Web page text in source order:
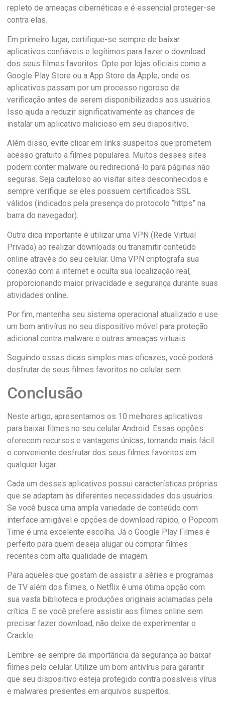
repleto de ameaças cibernéticas e é essencial proteger-se
contra elas.
Em primeiro lugar, certifique-se sempre de baixar
aplicativos confiáveis ​​e legítimos para fazer o download
dos seus filmes favoritos. Opte por lojas oficiais como a
Google Play Store ou a App Store da Apple, onde os
aplicativos passam por um processo rigoroso de
verificação antes de serem disponibilizados aos usuários.
Isso ajuda a reduzir significativamente as chances de
instalar um aplicativo malicioso em seu dispositivo.
Além disso, evite clicar em links suspeitos que prometem
acesso gratuito a filmes populares. Muitos desses sites
podem conter malware ou redirecioná-lo para páginas não
seguras. Seja cauteloso ao visitar sites desconhecidos e
sempre verifique se eles possuem certificados SSL
válidos (indicados pela presença do protocolo “https” na
barra do navegador).
Outra dica importante é utilizar uma VPN (Rede Virtual
Privada) ao realizar downloads ou transmitir conteúdo
online através do seu celular. Uma VPN criptografa sua
conexão com a internet e oculta sua localização real,
proporcionando maior privacidade e segurança durante suas
atividades online.
Por fim, mantenha seu sistema operacional atualizado e use
um bom antivírus no seu dispositivo móvel para proteção
adicional contra malware e outras ameaças virtuais.
Seguindo essas dicas simples mas eficazes, você poderá
desfrutar de seus filmes favoritos no celular sem
Conclusão
Neste artigo, apresentamos os 10 melhores aplicativos
para baixar filmes no seu celular Android. Essas opções
oferecem recursos e vantagens únicas, tornando mais fácil
e conveniente desfrutar dos seus filmes favoritos em
qualquer lugar.
Cada um desses aplicativos possui características próprias
que se adaptam às diferentes necessidades dos usuários.
Se você busca uma ampla variedade de conteúdo com
interface amigável e opções de download rápido, o Popcorn
Time é uma excelente escolha. Já o Google Play Filmes é
perfeito para quem deseja alugar ou comprar filmes
recentes com alta qualidade de imagem.
Para aqueles que gostam de assistir a séries e programas
de TV além dos filmes, o Netflix é uma ótima opção com
sua vasta biblioteca e produções originais aclamadas pela
crítica. E se você prefere assistir aos filmes online sem
precisar fazer download, não deixe de experimentar o
Crackle.
Lembre-se sempre da importância da segurança ao baixar
filmes pelo celular. Utilize um bom antivírus para garantir
que seu dispositivo esteja protegido contra possíveis vírus
e malwares presentes em arquivos suspeitos.